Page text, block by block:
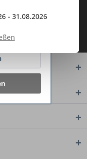
- 31.08.2026